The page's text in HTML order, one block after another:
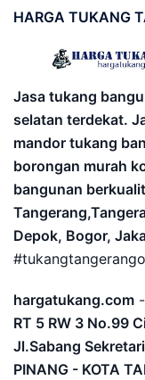
HARGA TUKANG
Jasa tukang
selatan terdekat.
mandor tukang
borongan murah
bangunan
Depok, Bogor,
hargatukang.com -
RT 5 RW 3 No.99
Jl.Sabang
PINANG - KOTA